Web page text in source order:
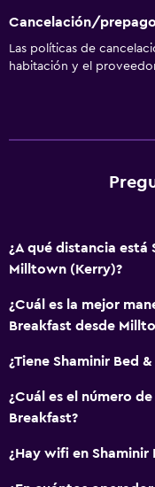
Cancelación/prepago
Las políticas de
habitación y el
¿A qué distancia está
Milltown (Kerry)?
¿Cuál es la mejor
Breakfast desde
¿Tiene Shaminir Bed
¿Cuál es el número
Breakfast?
¿Hay wifi en Shaminir